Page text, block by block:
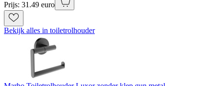
Prijs: 31.49 euro
Bekijk alles in toiletrolhouder